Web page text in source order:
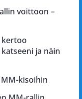
voittoon –
kertoo
ja näin
kisoihin